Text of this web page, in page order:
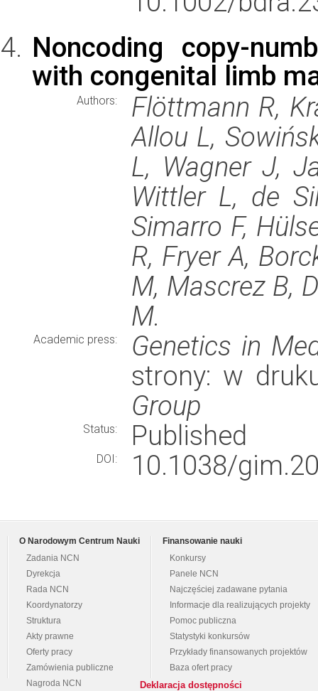
Noncoding copy-
with congenital limb
Authors:
Flöttmann R,
Allou L,
L, Wagner J,
Wittler L, de
Simarro F,
R, Fryer A,
M, Mascrez B,
M.
Academic press:
Genetics in
strony: w
Group
Status: Published
DOI: 10.1038/
O Narodowym Centrum Nauki
Zadania NCN
Dyrekcja
Rada NCN
Koordynatorzy
Struktura
Akty prawne
Oferty pracy
Zamówienia publiczne
Nagroda NCN
Finansowanie nauki
Konkursy
Panele NCN
Najczęściej zadawane pytania
Informacje dla realizujących projekty
Pomoc publiczna
Statystyki konkursów
Przykłady finansowanych projektów
Baza ofert pracy
Deklaracja dostępności